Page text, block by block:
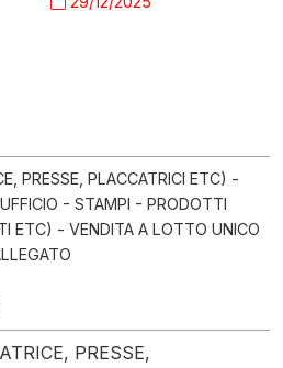
PRESSE, PLACCATRICI ETC) -
- STAMPI - PRODOTTI
ETC) - VENDITA A LOTTO UNICO
PRESSE,